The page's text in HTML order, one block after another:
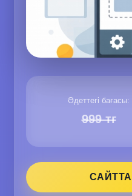
Әдеттегі бағасы:
999 тг
САЙТТА